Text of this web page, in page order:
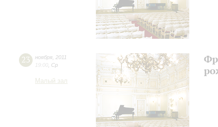
23 ноября 2011
19:00 Ср
Малый зал